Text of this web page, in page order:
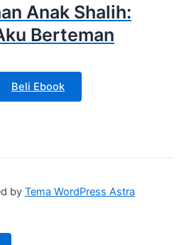
Anak Shalih:
Berteman
Beli Ebook
by Tema WordPress Astra